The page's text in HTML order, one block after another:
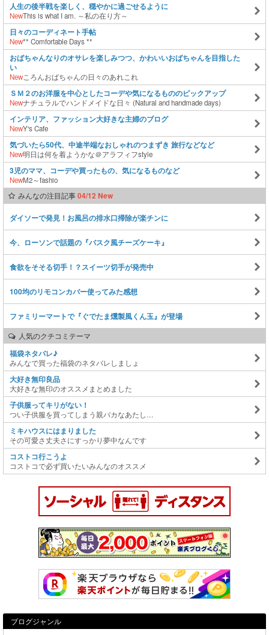
人生の後半戦を楽しく、穏やかに過ごせるように
NewThis is what I am. ～私の在り方～
日々のコーディネート手帖
New** Comfortable Days **
おばちゃんなりのオサレを楽しみつつ、かわいいおばちゃんを目指した
い
Newころんおばちゃんの日々のあれこれ
ＳＭ２のお洋服を中心としたコーデや気になるもののピックアップ
Newナチュラルでハンドメイドな日々 (Natural and handmade days)
インテリア、ファッション大好きな主婦のブログ
NewY's Cafe
気づいたら50代、中途半端なおしゃれのつまずき 旅行などなど
New明日は何を着ようかな＠アラフィフstyle
3児のママ、コーデや買ったもの、気になるものなど
NewM2～fashio
みんなの注目記事04/12 New
ダイソーで発見！お風呂の排水口掃除が楽チンに
今、ローソンで話題の『バスク風チーズケーキ』
食欲をそそる切手！？スイーツ切手が発売中
100均のリモコンカバー使ってみた感想
ファミリーマートで『ぐでたま燻製風くん玉』が登場
人気のクチコミテーマ
福袋ネタバレ♪
みんなで買った福袋のネタバレしましょ
大好き無印良品
大好きな無印のオススメまとめました
子供服ってキリがない！
つい子供服を買ってしまう親バカなあたし…
ミキハウスにはまりました
その可愛さ丈夫さにすっかり夢中なんです
コストコ行こうよ
コストコで必ず買いたいみんなのオススメ
ブログジャンル